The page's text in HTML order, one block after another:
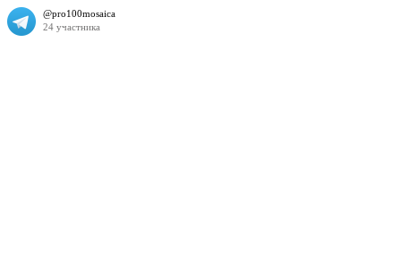
@pro100mosaica
24 участника